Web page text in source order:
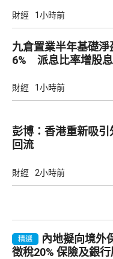
財經 1小時前
九倉置業半年基礎淨
6% 派息比率增股
財經 1小時前
彭博：香港重新吸引
回流
財經 2小時前
精選
內地擬向境外
徵稅20% 保險及